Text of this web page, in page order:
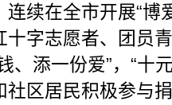
连续在全市开展“博
十字志愿者、团员
、添一份爱”，“十
社区居民积极参与